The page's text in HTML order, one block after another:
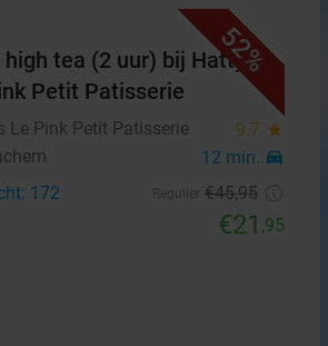
52%
high tea (2 uur) bij Hatty's
Petit Patisserie
Le Pink Petit Patisserie 9.7 star
12 min. directions_car
172 €45,95
€21 ,95